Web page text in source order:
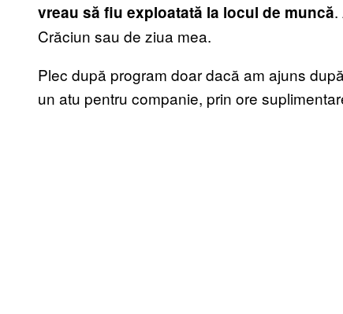
vreau să fiu exploatată la locul de muncă.
Crăciun sau de ziua mea.
Plec după program doar dacă am ajuns
un atu pentru companie, prin ore